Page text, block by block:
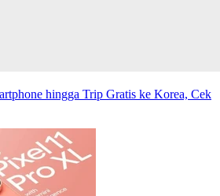
hingga Trip Gratis ke Korea, Cek